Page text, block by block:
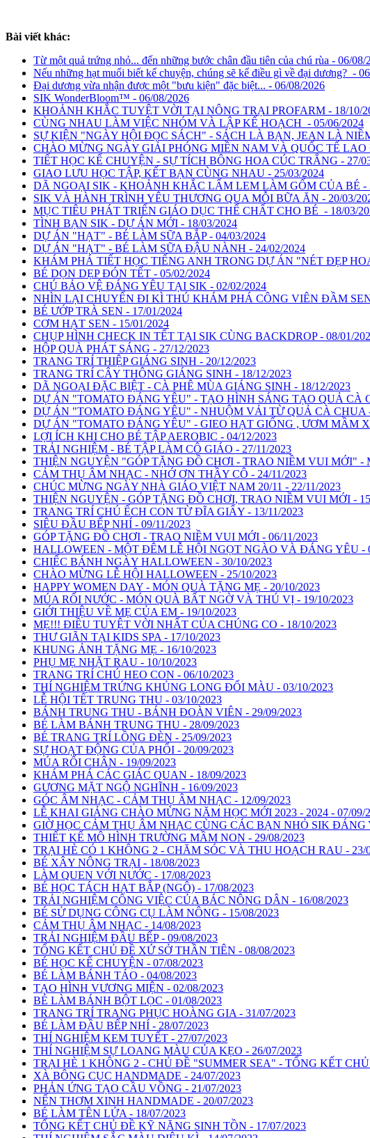
Bài viết khác:
Từ một quả trứng nhỏ... đến những bước chân đầu tiên của chú rùa - 06/08/
Nếu những hạt muối biết kể chuyện, chúng sẽ kể điều gì về đại dương? -
Đại dương vừa nhận được một "bưu kiện" đặc biệt... - 06/08/2026
SIK WonderBloom™ - 06/08/2026
KHOẢNH KHẮC TUYỆT VỜI TẠI NÔNG TRẠI PROFARM - 18/10/
CÙNG NHAU LÀM VIỆC NHÓM VÀ LẬP KẾ HOẠCH - 05/06/2024
SỰ KIỆN "NGÀY HỘI ĐỌC SÁCH" - SÁCH LÀ BẠN, JEAN LÀ
CHÀO MỪNG NGÀY GIẢI PHÓNG MIỀN NAM VÀ QUỐC TẾ LAO
TIẾT HỌC KỂ CHUYỆN - SỰ TÍCH BÔNG HOA CÚC TRẮNG - 27/
GIAO LƯU HỌC TẬP, KẾT BẠN CÙNG NHAU - 25/03/2024
DÃ NGOẠI SIK - KHOẢNH KHẮC LẤM LEM LÀM GỐM CỦA BÉ -
SIK VÀ HÀNH TRÌNH YÊU THƯƠNG QUA MỖI BỮA ĂN - 20/03/
MỤC TIÊU PHÁT TRIỂN GIÁO DỤC THỂ CHẤT CHO BÉ - 18/03/
TÌNH BẠN SIK - DỰ ÁN MỚI - 18/03/2024
DỰ ÁN "HẠT" - BÉ LÀM SỮA BẮP - 04/03/2024
DỰ ÁN "HẠT" - BÉ LÀM SỮA ĐẬU NÀNH - 24/02/2024
KHÁM PHÁ TIẾT HỌC TIẾNG ANH TRONG DỰ ÁN "NÉT ĐẸP
BÉ DỌN DẸP ĐÓN TẾT - 05/02/2024
CHÚ BẢO VỆ ĐÁNG YÊU TẠI SIK - 02/02/2024
NHÌN LẠI CHUYẾN ĐI KÌ THÚ KHÁM PHÁ CÔNG VIÊN ĐẦM
BÉ ƯỚP TRÀ SEN - 17/01/2024
CƠM HẠT SEN - 15/01/2024
CHỤP HÌNH CHECK IN TẾT TẠI SIK CÙNG BACKDROP - 08/01/
HỘP QUÀ PHÁT SÁNG - 27/12/2023
TRANG TRÍ THIỆP GIÁNG SINH - 20/12/2023
TRANG TRÍ CÂY THÔNG GIÁNG SINH - 18/12/2023
DÃ NGOẠI ĐẶC BIỆT - CÀ PHÊ MÙA GIÁNG SINH - 18/12/2023
DỰ ÁN "TOMATO ĐÁNG YÊU" - TẠO HÌNH SÁNG TẠO QUẢ CÀ
DỰ ÁN "TOMATO ĐÁNG YÊU" - NHUỘM VẢI TỪ QUẢ CÀ CHUA -
DỰ ÁN "TOMATO ĐÁNG YÊU" - GIEO HẠT GIỐNG , ƯƠM MẦM
LỢI ÍCH KHI CHO BÉ TẬP AEROBIC - 04/12/2023
TRẢI NGHIỆM - BÉ TẬP LÀM CÔ GIÁO - 27/11/2023
THIỆN NGUYỆN "GÓP TẶNG ĐỒ CHƠI - TRAO NIỀM VUI MỚI" -
CẢM THỤ ÂM NHẠC - NHỚ ƠN THẦY CÔ - 24/11/2023
CHÚC MỪNG NGÀY NHÀ GIÁO VIỆT NAM 20/11 - 22/11/2023
THIỆN NGUYỆN - GÓP TẶNG ĐỒ CHƠI, TRAO NIỀM VUI MỚI -
TRANG TRÍ CHÚ ẾCH CON TỪ ĐĨA GIẤY - 13/11/2023
SIÊU ĐẦU BẾP NHÍ - 09/11/2023
GÓP TẶNG ĐỒ CHƠI - TRAO NIỀM VUI MỚI - 06/11/2023
HALLOWEEN - MỘT ĐÊM LỄ HỘI NGỌT NGÀO VÀ ĐÁNG YÊU -
CHIẾC BÁNH NGÀY HALLOWEEN - 30/10/2023
CHÀO MỪNG LỄ HỘI HALLOWEEN - 25/10/2023
HAPPY WOMEN DAY - MÓN QUÀ TẶNG MẸ - 20/10/2023
MÚA RỐI NƯỚC - MÓN QUÀ BẤT NGỜ VÀ THÚ VỊ - 19/10/2023
GIỚI THIỆU VỀ MẸ CỦA EM - 19/10/2023
MẸ!!! ĐIỀU TUYỆT VỜI NHẤT CỦA CHÚNG CO - 18/10/2023
THƯ GIÃN TẠI KIDS SPA - 17/10/2023
KHUNG ẢNH TẶNG MẸ - 16/10/2023
PHỤ MẸ NHẶT RAU - 10/10/2023
TRANG TRÍ CHÚ HEO CON - 06/10/2023
THÍ NGHIỆM TRỨNG KHỦNG LONG ĐỔI MÀU - 03/10/2023
LỄ HỘI TẾT TRUNG THU - 03/10/2023
BÁNH TRUNG THU - BÁNH ĐOÀN VIÊN - 29/09/2023
BÉ LÀM BÁNH TRUNG THU - 28/09/2023
BÉ TRANG TRÍ LỒNG ĐÈN - 25/09/2023
SỰ HOẠT ĐỘNG CỦA PHỔI - 20/09/2023
MÚA RỐI CHÂN - 19/09/2023
KHÁM PHÁ CÁC GIÁC QUAN - 18/09/2023
GƯƠNG MẶT NGỘ NGHĨNH - 16/09/2023
GÓC ÂM NHẠC - CẢM THỤ ÂM NHẠC - 12/09/2023
LỄ KHAI GIẢNG CHÀO MỪNG NĂM HỌC MỚI 2023 - 2024 - 07/09/
GIỜ HỌC CẢM THỤ ÂM NHẠC CÙNG CÁC BẠN NHỎ SIK ĐÁNG
THIẾT KẾ MÔ HÌNH TRƯỜNG MẦM NON - 29/08/2023
TRẠI HÈ CÓ 1 KHÔNG 2 - CHĂM SÓC VÀ THU HOẠCH RAU - 23/
BÉ XÂY NÔNG TRẠI - 18/08/2023
LÀM QUEN VỚI NƯỚC - 17/08/2023
BÉ HỌC TÁCH HẠT BẮP (NGÔ) - 17/08/2023
TRẢI NGHIỆM CÔNG VIỆC CỦA BÁC NÔNG DÂN - 16/08/2023
BÉ SỬ DỤNG CÔNG CỤ LÀM NÔNG - 15/08/2023
CẢM THỤ ÂM NHẠC - 14/08/2023
TRẢI NGHIỆM ĐẦU BẾP - 09/08/2023
TỔNG KẾT CHỦ ĐỀ XỨ SỞ THẦN TIÊN - 08/08/2023
BÉ HỌC KỂ CHUYỆN - 07/08/2023
BÉ LÀM BÁNH TÁO - 04/08/2023
TẠO HÌNH VƯƠNG MIỆN - 02/08/2023
BÉ LÀM BÁNH BỘT LỌC - 01/08/2023
TRANG TRÍ TRANG PHỤC HOÀNG GIA - 31/07/2023
BÉ LÀM ĐẦU BẾP NHÍ - 28/07/2023
THÍ NGHIỆM KEM TUYẾT - 27/07/2023
THÍ NGHIỆM SỰ LOANG MÀU CỦA KẸO - 26/07/2023
TRẠI HÈ 1 KHÔNG 2 - CHỦ ĐỀ "SUMMER SEA" - TỔNG KẾT CHỦ
XÀ BÔNG CỤC HANDMADE - 24/07/2023
PHẢN ỨNG TẠO CẦU VỒNG - 21/07/2023
NẾN THƠM XINH HANDMADE - 20/07/2023
BÉ LÀM TÊN LỬA - 18/07/2023
TỔNG KẾT CHỦ ĐỀ KỸ NĂNG SINH TỒN - 17/07/2023